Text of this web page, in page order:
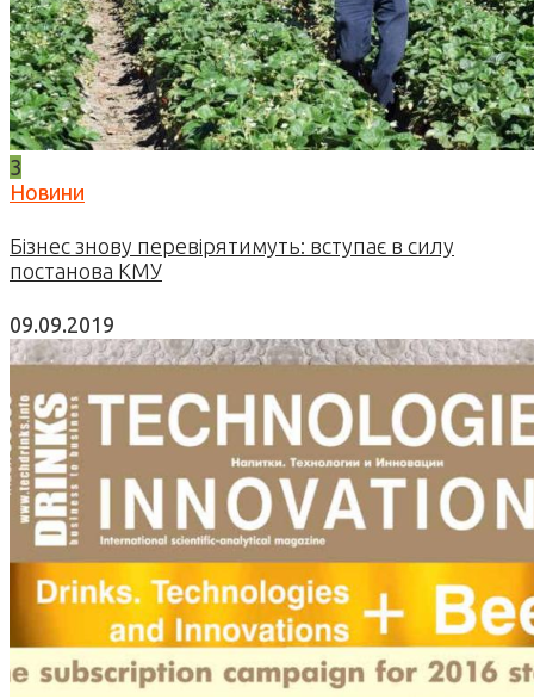
3
Новини
Бізнес знову перевірятимуть: вступає в силу
постанова КМУ
09.09.2019